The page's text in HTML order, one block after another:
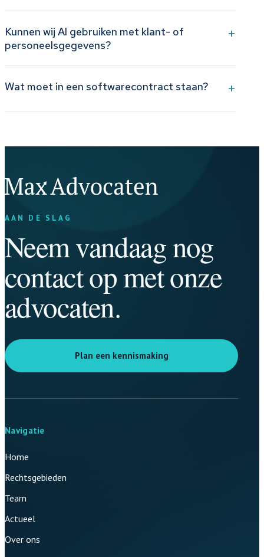
Kunnen wij AI gebruiken met klant- of
personeelsgegevens?
+
Wat moet in een softwarecontract staan? +
AAN DE SLAG
Neem vandaag nog
contact op met onze
advocaten.
Plan een kennismaking
Navigatie
Home
Rechtsgebieden
Team
Actueel
Over ons